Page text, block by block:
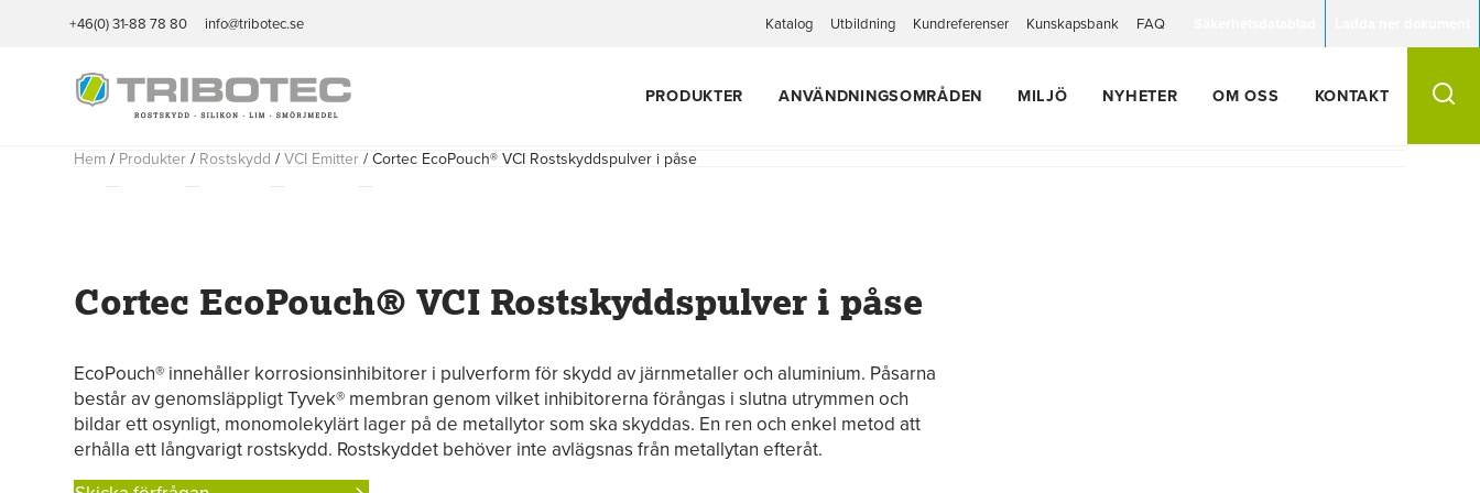
+46(0) 31-88 78 80 info@tribotec.se Katalog Utbildning Kundreferenser Kunskapsbank FAQ
PRODUKTER ANVÄNDNINGSOMRÅDEN MILJÖ NYHETER OM OSS KONTAKT
Hem / Produkter / Rostskydd /VCI Emitter /Cortec EcoPouch® VCI Rostskyddspulver i påse
Cortec EcoPouch® VCI Rostskyddspulver i påse
EcoPouch® innehåller korrosionsinhibitorer i pulverform för skydd av järnmetaller och aluminium. Påsarna
består av genomsläppligt Tyvek® membran genom vilket inhibitorerna förångas i slutna utrymmen och
bildar ett osynligt, monomolekylärt lager på de metallytor som ska skyddas. En ren och enkel metod att
erhålla ett långvarigt rostskydd. Rostskyddet behöver inte avlägsnas från metallytan efteråt.